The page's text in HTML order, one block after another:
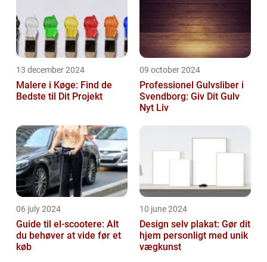
13 december 2024
Malere i Køge: Find de
Bedste til Dit Projekt
09 october 2024
Professionel Gulvsliber i
Svendborg: Giv Dit Gulv
Nyt Liv
06 july 2024
Guide til el-scootere: Alt
du behøver at vide før et
køb
10 june 2024
Design selv plakat: Gør dit
hjem personligt med unik
vægkunst